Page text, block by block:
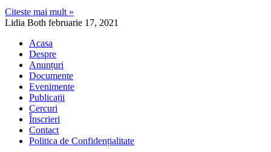
Citeste mai mult »
Lidia Both februarie 17, 2021
Acasa
Despre
Anunțuri
Documente
Evenimente
Publicații
Cercuri
Înscrieri
Contact
Politica de Confidențialitate